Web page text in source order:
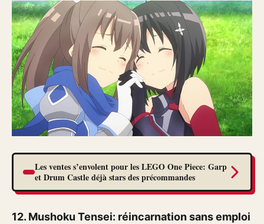
Les ventes s’envolent pour les LEGO One Piece: Garp
et Drum Castle déjà stars des précommandes
12. Mushoku Tensei: réincarnation sans emploi